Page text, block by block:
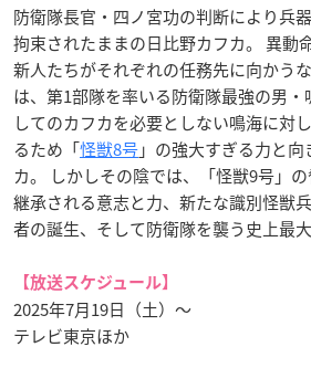
防衛隊長官・四ノ宮功の判断により兵
拘束されたままの日比野カフカ。 異動
新人たちがそれぞれの任務先に向かう
は、第1部隊を率いる防衛隊最強の男・
してのカフカを必要としない鳴海に対
るため「怪獣8号」の強大すぎる力と
カ。 しかしその陰では、「怪獣9号」
継承される意志と力、新たな識別怪獣
者の誕生、そして防衛隊を襲う史上最
【放送スケジュール】
2025年7月19日（土）〜
テレビ東京ほか